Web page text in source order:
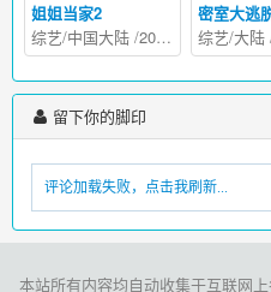
姐姐当家2
综艺/中国大陆 /2026
密室大逃
综艺/大陆
留下你的脚印
评论加载失败，点击我刷新...
本站所有内容均自动收集于互联网